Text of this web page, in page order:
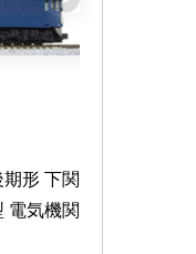
形 下関
電気機関